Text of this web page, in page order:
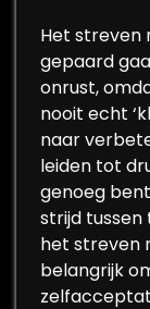
Het streven
gepaard
onrust,
nooit echt
naar
leiden tot
genoeg
strijd tussen
het streven
belangrijk